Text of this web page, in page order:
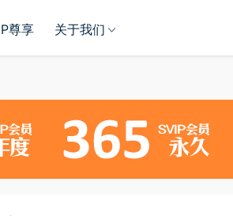
尊享 关于我们